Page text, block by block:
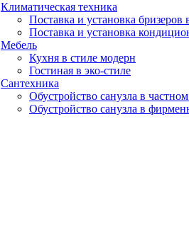
Климатическая техника
Поставка и установка бризеров
Поставка и установка
Мебель
Кухня в стиле модерн
Гостиная в эко-стиле
Сантехника
Обустройство санузла в
Обустройство санузла в